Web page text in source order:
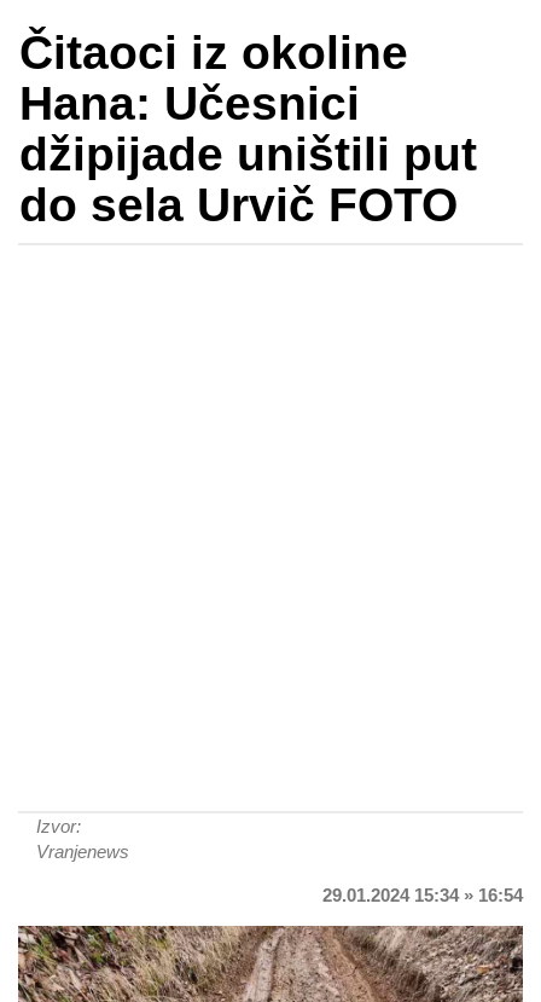
Čitaoci iz okoline
Hana: Učesnici
džipijade uništili put
do sela Urvič FOTO
Izvor:
Vranjenews
29.01.2024 15:34 » 16:54